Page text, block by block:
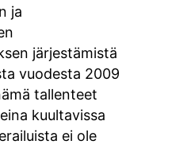
ja
järjestämistä
vuodesta 2009
tallenteet
kuultavissa
ei ole